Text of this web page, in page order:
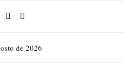
de 2026